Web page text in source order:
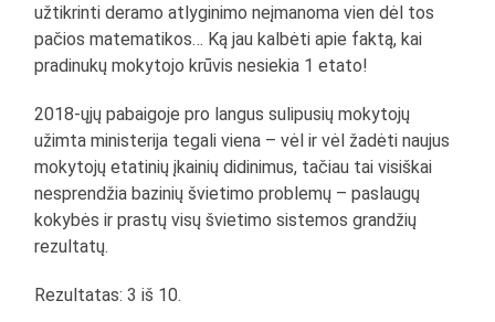
užtikrinti deramo atlyginimo neįmanoma vien dėl tos
pačios matematikos… Ką jau kalbėti apie faktą, kai
pradinukų mokytojo krūvis nesiekia 1 etato!
2018-ųjų pabaigoje pro langus sulipusių mokytojų
užimta ministerija tegali viena – vėl ir vėl žadėti naujus
mokytojų etatinių įkainių didinimus, tačiau tai visiškai
nesprendžia bazinių švietimo problemų – paslaugų
kokybės ir prastų visų švietimo sistemos grandžių
rezultatų.
Rezultatas: 3 iš 10.